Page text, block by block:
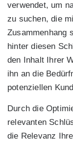
verwendet, um
zu suchen, die
Zusammenhang
hinter diesen
den Inhalt Ihrer
ihn an die
potenziellen
Durch die
relevanten
die Relevanz